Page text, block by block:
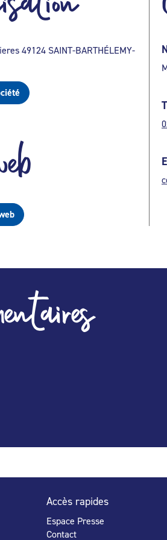
49124 SAINT-BARTHÉLEMY-
Accès rapides
Espace Presse
Contact